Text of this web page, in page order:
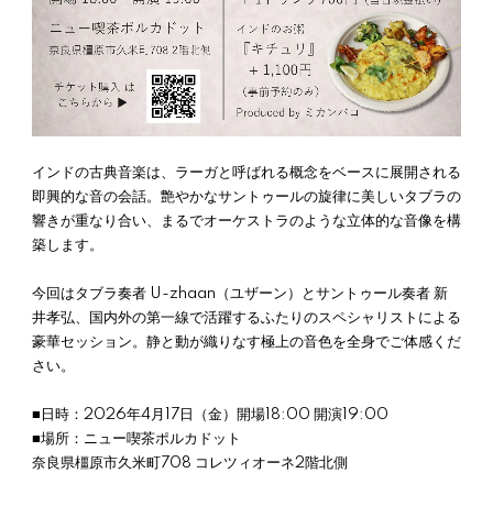
インドの古典音楽は、ラーガと呼ばれる概念をベースに展開される
即興的な音の会話。艶やかなサントゥールの旋律に美しいタブラの
響きが重なり合い、まるでオーケストラのような立体的な音像を構
築します。
今回はタブラ奏者 U-zhaan（ユザーン）とサントゥール奏者 新
井孝弘、国内外の第一線で活躍するふたりのスペシャリストによる
豪華セッション。静と動が織りなす極上の音色を全身でご体感くだ
さい。
■日時：2026年4月17日（金）開場18:00 開演19:00
■場所：ニュー喫茶ポルカドット
奈良県橿原市久米町708 コレツィオーネ2階北側